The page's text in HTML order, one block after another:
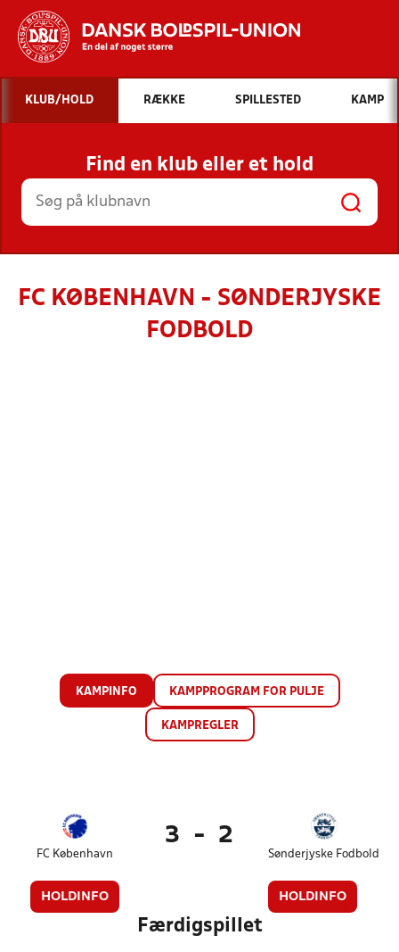
Hvad vil du søge efter?
INDHOLD OG NYHEDER
STILLINGER, RESULTATER, KLUBBER OG
HOLD
KLUB/HOLD RÆKKE SPILLESTED KAMP
Find en klub eller et hold
FC KØBENHAVN - SØNDERJYSKE
FODBOLD
KAMPINFO KAMPPROGRAM FOR PULJE
KAMPREGLER
FC København
HOLDINFO
3 - 2
Sønderjyske Fodbold
HOLDINFO
Færdigspillet